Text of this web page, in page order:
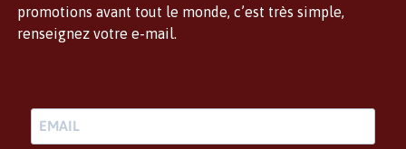
promotions avant tout le monde, c’est très simple,
renseignez votre e-mail.